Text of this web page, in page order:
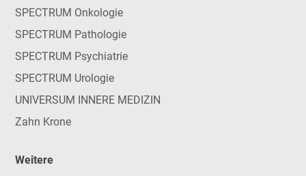
SPECTRUM Onkologie
SPECTRUM Pathologie
SPECTRUM Psychiatrie
SPECTRUM Urologie
UNIVERSUM INNERE MEDIZIN
Zahn Krone
Weitere